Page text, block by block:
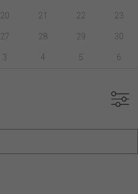
20 21 22 23
27 28 29 30
3 4 5 6